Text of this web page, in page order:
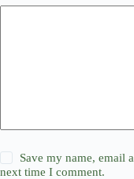
Save my name, email
next time I comment.